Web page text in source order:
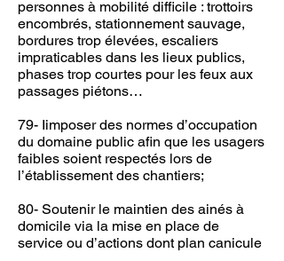
personnes à mobilité difficile : trottoirs
encombrés, stationnement sauvage,
bordures trop élevées, escaliers
impraticables dans les lieux publics,
phases trop courtes pour les feux aux
passages piétons…
79- Iimposer des normes d’occupation
du domaine public afin que les usagers
faibles soient respectés lors de
l’établissement des chantiers;
80- Soutenir le maintien des ainés à
domicile via la mise en place de
service ou d’actions dont plan canicule